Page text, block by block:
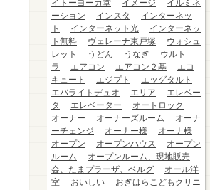
イトーヨーカ堂
イメージ
イルミネ
ーション
インスタ
インターネッ
ト
インターネット光
インターネッ
ト無料
ヴェレーナ東戸塚
ウォシュ
レット
うどん うなぎ
ウルト
ラ
エアコン エアコン２基
エコ
キュート
エジプト
エッグタルト
エバライトデュオ
エリア
エレベー
タ
エレベーター
オートロック
オーナー
オーナーズルーム
オーナ
ーチェンジ
オーナー様
オーナ様
オープン
オープンハウス
オープン
ルーム
オープンルーム、現地販売
会、たまプラーザ、ベルグ
オール洋
室
おいしい
おぎはらこどもクリニ